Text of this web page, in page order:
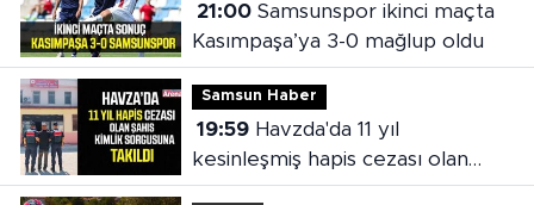
21:00Samsunspor ikinci maçta
Kasımpaşa’ya 3-0 mağlup oldu
Samsun Haber
19:59Havzda'da 11 yıl
kesinleşmiş hapis cezası olan
şahıs yakalandı